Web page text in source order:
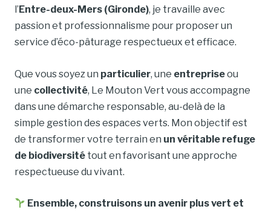
l’ Entre-deux-Mers (Gironde), je travaille avec
passion et professionnalisme pour proposer un
service d’éco-pâturage respectueux et efficace.
Que vous soyez un particulier, une entrepriseou
une collectivité, Le Mouton Vert vous accompagne
dans une démarche responsable, au-delà de la
simple gestion des espaces verts. Mon objectif est
de transformer votre terrain en un véritable refuge
de biodiversité tout en favorisant une approche
respectueuse du vivant.
Ensemble, construisons un avenir plus vert et